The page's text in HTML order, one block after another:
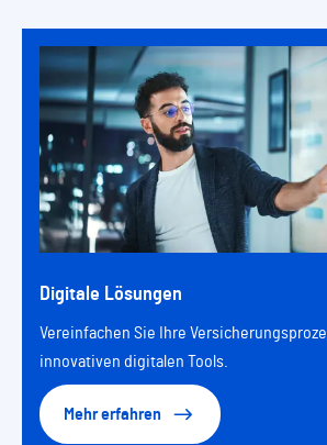
Digitale Lösungen
Vereinfachen Sie Ihre
innovativen digitalen Tools.
Mehr erfahren